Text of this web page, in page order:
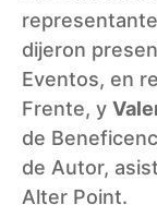
dijeron
Eventos, en
Frente, y
de
de Autor,
Alter Point.